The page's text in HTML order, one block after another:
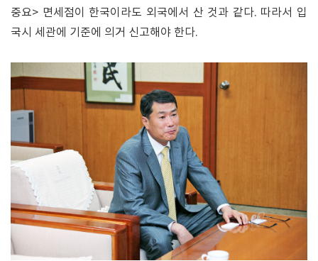
중요> 면세점이 한국이라도 외국에서 산 것과 같다. 따라서 입
국시 세관에 기준에 의거 신고해야 한다.